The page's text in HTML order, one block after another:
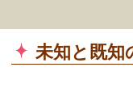
未知と既